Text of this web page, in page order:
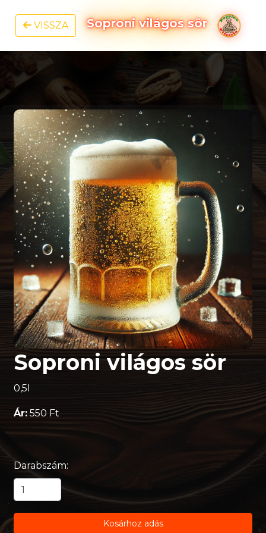
VISSZA Soproni világos sör
Soproni világos sör
0,5l
Ár: 550 Ft
Darabszám:
Kosárhoz adás